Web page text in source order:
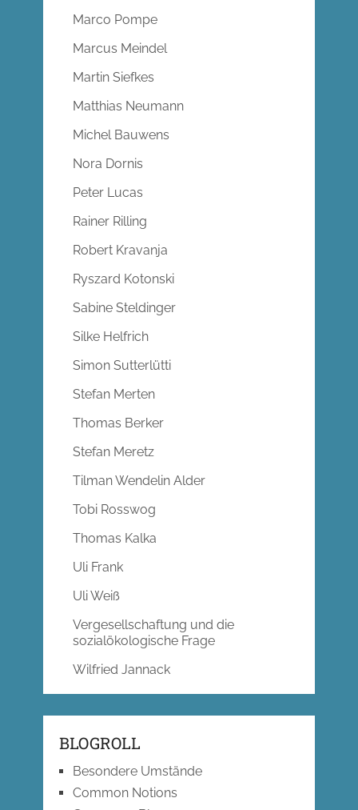
Marco Pompe
Marcus Meindel
Martin Siefkes
Matthias Neumann
Michel Bauwens
Nora Dornis
Peter Lucas
Rainer Rilling
Robert Kravanja
Ryszard Kotonski
Sabine Steldinger
Silke Helfrich
Simon Sutterlütti
Stefan Merten
Thomas Berker
Stefan Meretz
Tilman Wendelin Alder
Tobi Rosswog
Thomas Kalka
Uli Frank
Uli Weiß
Vergesellschaftung und die
sozialökologische Frage
Wilfried Jannack
BLOGROLL
Besondere Umstände
Common Notions